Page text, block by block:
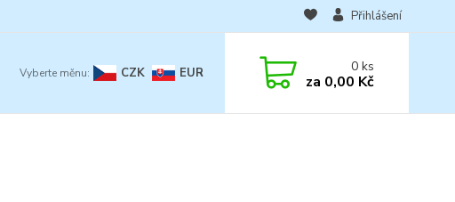
CZK EUR
Přihlášení
0ks
za 0,00 Kč